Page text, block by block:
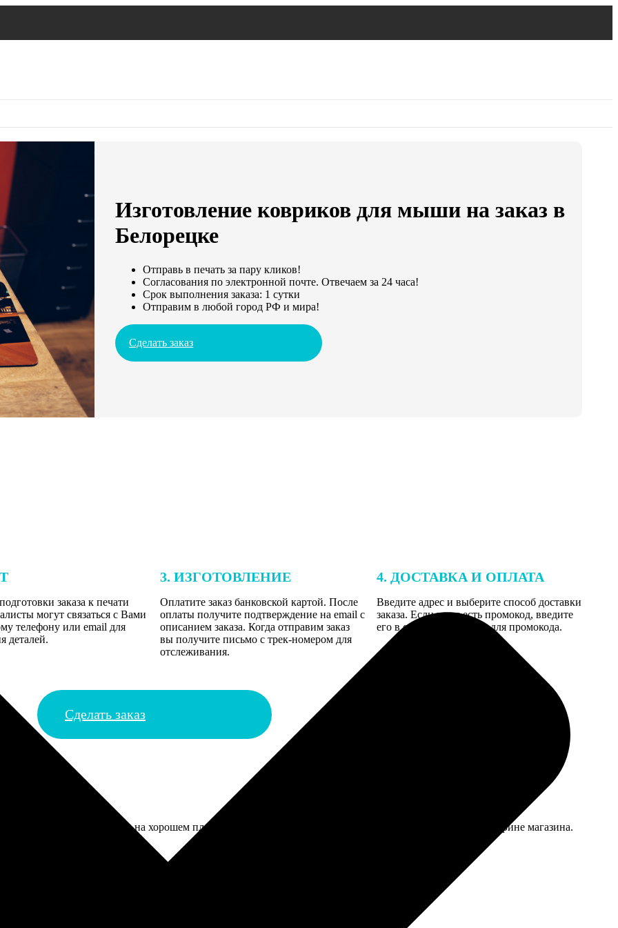
Изготовление ковриков для мыши на заказ в
Белорецке
Отправь в печать за пару кликов!
Согласования по электронной почте. Отвечаем за 24 часа!
Срок выполнения заказа: 1 сутки
Отправим в любой город РФ и мира!
Сделать заказ
заказа к печати
могут связаться с Вами
телефону или email для
деталей.
3. ИЗГОТОВЛЕНИЕ
Оплатите заказ банковской картой. После
оплаты получите подтверждение на email с
описанием заказа. Когда отправим заказ
вы получите письмо с трек-номером для
отслеживания.
4. ДОСТАВКА И ОПЛАТА
Введите адрес и выберите способ доставки
заказа. Если у вас есть промокод, введите
его в специальное поле для промокода.
Сделать заказ
напечатали на хорошем плотном картоне, но оттенок получился чуть холоднее, чем в витрине магазина.